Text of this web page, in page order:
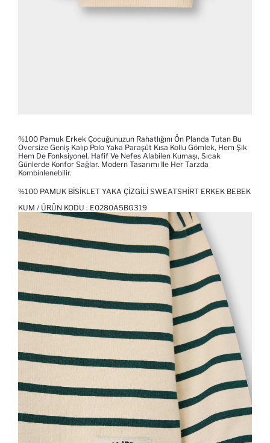
%100 Pamuk Erkek Çocuğunuzun Rahatlığını Ön Planda Tutan Bu
Oversize Geniş Kalıp Polo Yaka Paraşüt Kısa Kollu Gömlek, Hem Şık
Hem De Fonksiyonel. Hafif Ve Nefes Alabilen Kumaşı, Sıcak
Günlerde Konfor Sağlar. Modern Tasarımı Ile Her Tarzda
Kombinlenebilir.
%100 PAMUK BISIKLET YAKA ÇIZGILI SWEATSHIRT ERKEK BEBEK
KUM / ÜRÜN KODU : E0280A5BG319